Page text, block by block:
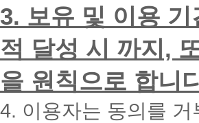
리
겠
습
니
다.
3. 보유 및 이용
적 달성 시 까지,
을 원칙으로 합니
4. 이용자는 동의를